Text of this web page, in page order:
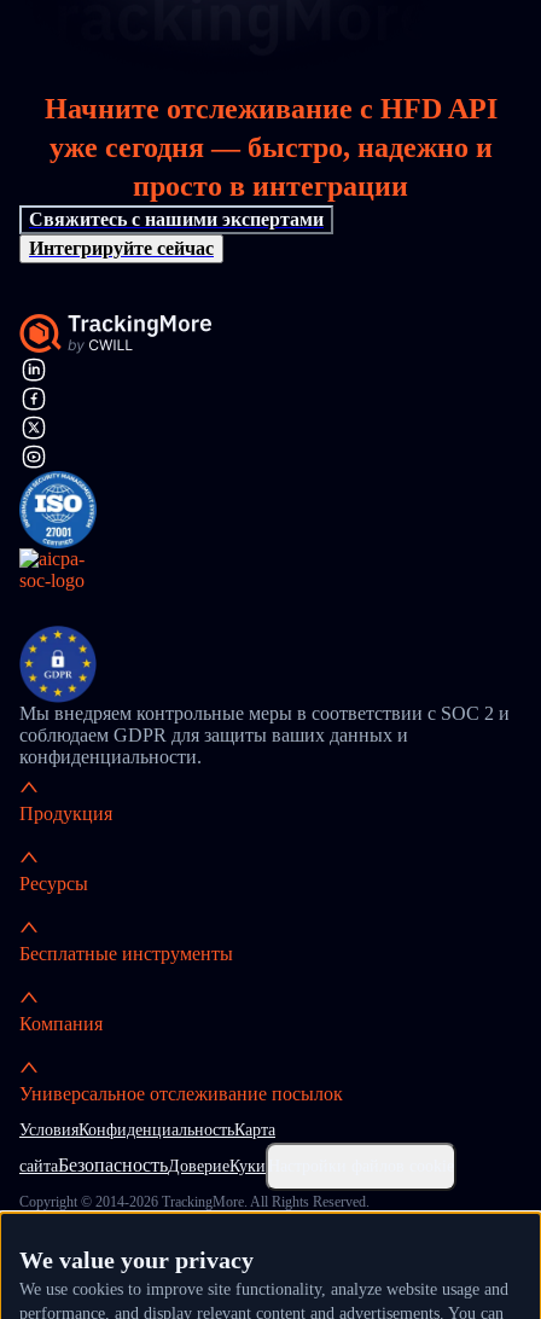
Начните отслеживание с HFD API
уже сегодня — быстро, надежно и
просто в интеграции
Свяжитесь с нашими экспертами
Интегрируйте сейчас
Мы внедряем контрольные меры в соответствии с SOC 2 и
соблюдаем GDPR для защиты ваших данных и
конфиденциальности.
Продукция
Ресурсы
Бесплатные инструменты
Компания
Универсальное отслеживание посылок
УсловияКонфиденциальностьКарта
сайтаБезопасностьДовериеКуки
Copyright © 2014-2026 TrackingMore. All Rights Reserved.
We value your privacy
We use cookies to improve site functionality, analyze website usage and
performance, and display relevant content and advertisements. You can